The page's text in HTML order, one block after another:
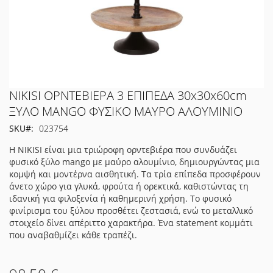
Μετάβαση
στην
αρχή
της
εικόνων
NIKISI ΟΡΝΤΕΒΙΕΡΑ 3 ΕΠΙΠΕΔΑ 30x30x60cm
ΞΥΛΟ MANGO ΦΥΣΙΚΟ ΜΑΥΡΟ ΑΛΟΥΜΙΝΙΟ
SKU
023754
Η NIKISI είναι μια τριώροφη ορντεβιέρα που συνδυάζει
φυσικό ξύλο mango με μαύρο αλουμίνιο, δημιουργώντας μια
κομψή και μοντέρνα αισθητική. Τα τρία επίπεδα προσφέρουν
άνετο χώρο για γλυκά, φρούτα ή ορεκτικά, καθιστώντας τη
ιδανική για φιλοξενία ή καθημερινή χρήση. Το φυσικό
φινίρισμα του ξύλου προσθέτει ζεστασιά, ενώ το μεταλλικό
στοιχείο δίνει απέριττο χαρακτήρα. Ένα statement κομμάτι
που αναβαθμίζει κάθε τραπέζι.